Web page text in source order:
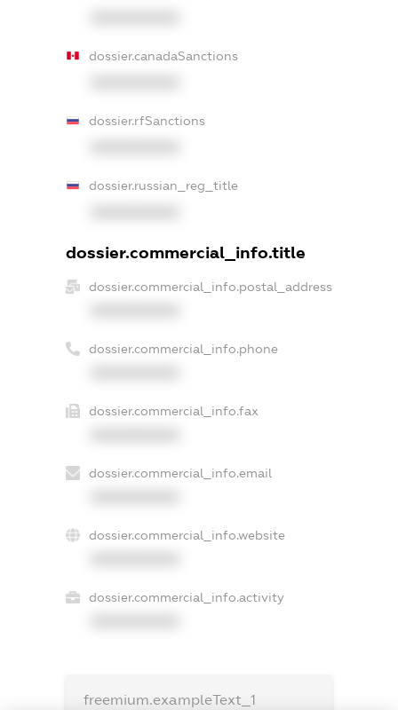
dossier.canadaSanctions
dossier.rfSanctions
dossier.russian_reg_title
dossier.commercial_info.title
dossier.commercial_info.postal_address
dossier.commercial_info.phone
dossier.commercial_info.fax
dossier.commercial_info.email
dossier.commercial_info.website
dossier.commercial_info.activity
freemium.exampleText_1